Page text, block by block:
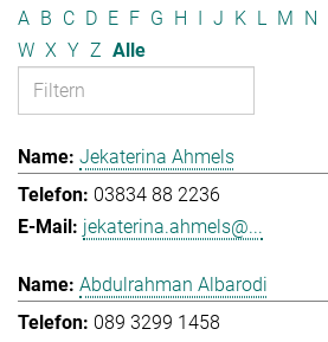
A B C D E F G H I J K L M N
W X Y Z Alle
Jekaterina Ahmels
03834 88 2236
jekaterina.ahmels@...
Abdulrahman Albarodi
089 3299 1458